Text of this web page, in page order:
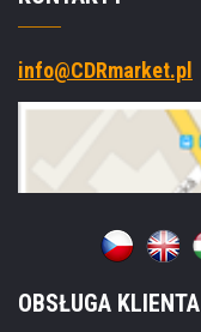
info@CDRmarket.pl
OBSŁUGA KLIENTA